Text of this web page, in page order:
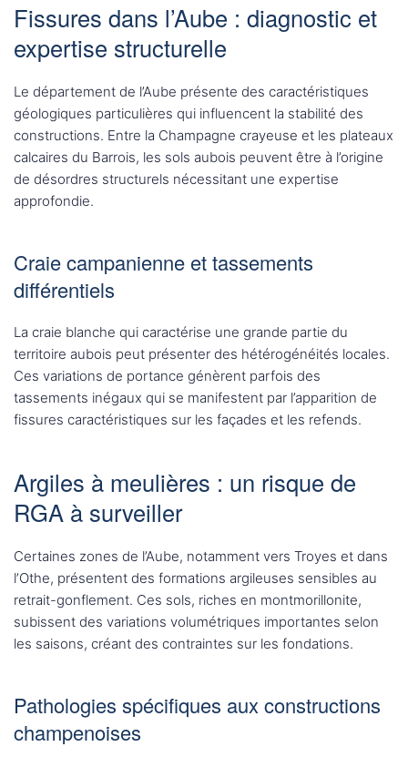
Fissures dans l’Aube : diagnostic et
expertise structurelle
Le département de l’Aube présente des caractéristiques
géologiques particulières qui influencent la stabilité des
constructions. Entre la Champagne crayeuse et les plateaux
calcaires du Barrois, les sols aubois peuvent être à l’origine
de désordres structurels nécessitant une expertise
approfondie.
Craie campanienne et tassements
différentiels
La craie blanche qui caractérise une grande partie du
territoire aubois peut présenter des hétérogénéités locales.
Ces variations de portance génèrent parfois des
tassements inégaux qui se manifestent par l’apparition de
fissures caractéristiques sur les façades et les refends.
Argiles à meulières : un risque de
RGA à surveiller
Certaines zones de l’Aube, notamment vers Troyes et dans
l’Othe, présentent des formations argileuses sensibles au
retrait-gonflement. Ces sols, riches en montmorillonite,
subissent des variations volumétriques importantes selon
les saisons, créant des contraintes sur les fondations.
Pathologies spécifiques aux constructions
champenoises